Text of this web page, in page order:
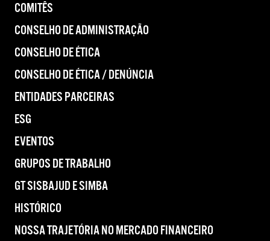
COMITÊS
CONSELHO DE ADMINISTRAÇÃO
CONSELHO DE ÉTICA
CONSELHO DE ÉTICA / DENÚNCIA
ENTIDADES PARCEIRAS
ESG
EVENTOS
GRUPOS DE TRABALHO
GT SISBAJUD E SIMBA
HISTÓRICO
NOSSA TRAJETÓRIA NO MERCADO FINANCEIRO